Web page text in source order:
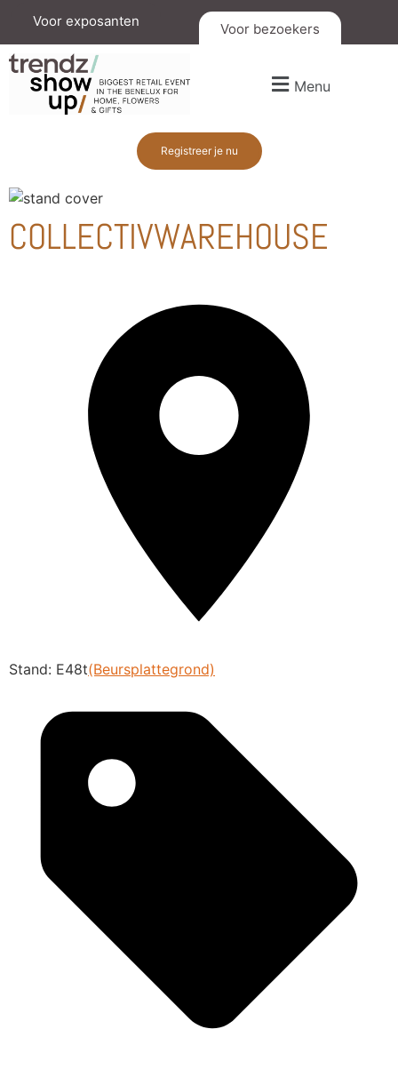
Voor exposanten Voor bezoekers
Menu
Registreer je nu
COLLECTIVWAREHOUSE
Stand: E48t(Beursplattegrond)